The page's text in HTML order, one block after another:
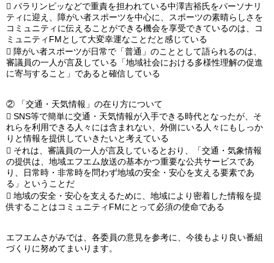
 パラリンピッなどで重責を担われている中澤吉裕氏をパーソナリ
ティに迎え、障がい者スポーツを中心に、スポーツの素晴らしさを
コミュニティに伝えることができる機会を享受できているのは、コ
ミュニティFMとして大変幸運なことだと感じている
 障がい者スポーツが日常で「普通」のこととして語られるのは、
審議員の一人が言及している「地域社会における多様性理解の促進
に寄与すること」であると確信している
②
「交通・天気情報」の在り方について
 SNS等で簡単に交通・天気情報が入手できる時代となったが、そ
れらを利用できる人々には含まれない、外側にいる人々にもしっか
りと情報を提供していきたいと考えている
 それは、審議員の一人が言及しているとおり、「交通・気象情報
の提供は、地域エフエム放送の基本かつ重要な公共サービスであ
り、日常時・非常時を問わず地域の安全・安心を支える要素であ
る」ということだ
 地域の安全・安心を支えるために、地域により密着した情報を提
供することはコミュニティFMにとって必須の使命である
エフエムさがみでは、各委員の意見を参考に、今後もより良い番組
づくりに努めてまいります。